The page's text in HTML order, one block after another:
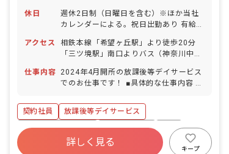
休日
週休2日制（日曜日を含む）※ほか当社
カレンダーによる。祝日出勤あり 有給休
以上の連休は要相談） 夏季休暇
（8/13〜16） 冬季休暇 年末年始休暇
（12/29〜1/3） 介護休暇 産前産後・育
児休暇 ※年間休日116日（有休は別途付
相談に応じます！ お子様の体調不調や行
事による遅刻・早退・お休みの相談も可
アクセス
相鉄本線「希望ヶ丘駅」より徒歩20分
「三ツ境駅」南口よりバス（神奈川中央
バス停から徒歩3分 ■バイク・自転車通
勤可、マイカー通勤可（無料駐車場・無
仕事内容
2024年4月開所の放課後等デイサービス
でのお仕事です！ ■具体的な仕事内容 障
やつ・お散歩・宿題などに取り組みま
す。 放課後の時間をのびのびと過ごすこ
とができるように支援します。 ライフス
タイルが身に付くよう、一人ひとりに寄
り添った対応をお願いします（送迎業務
契約社員
放課後等デイサービス
ボーナス・賞与あり
社会保険完備
福利厚生充実
残業少なめ
昇給昇進あり
詳しく見る
キープ